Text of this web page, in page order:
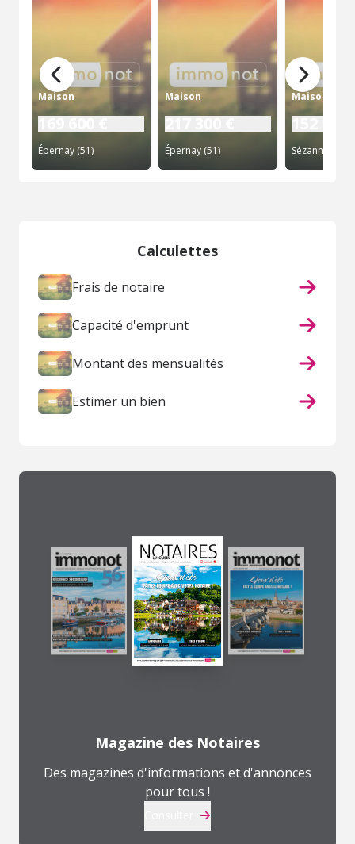
Maison
169 600 €
Épernay (51)
Maison
217 300 €
Épernay (51)
Maison
152 975
Sézanne (51)
Calculettes
Frais de notaire
Capacité d'emprunt
Montant des mensualités
Estimer un bien
Magazine des Notaires
Des magazines d'informations et d'annonces
pour tous !